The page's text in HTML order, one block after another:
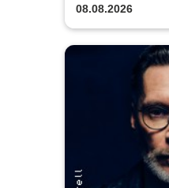
2026/2027
08.08.2026